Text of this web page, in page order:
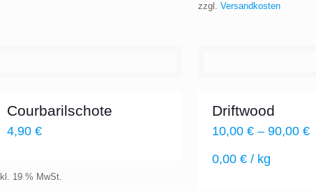
zzgl. Versandkosten
Courbarilschote
4,90 €
19 % MwSt.
Driftwood
10,00 €– 90,00 €
0,00 €/ kg